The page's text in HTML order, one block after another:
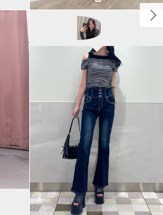
MERCURYDUO
NANA/155cm